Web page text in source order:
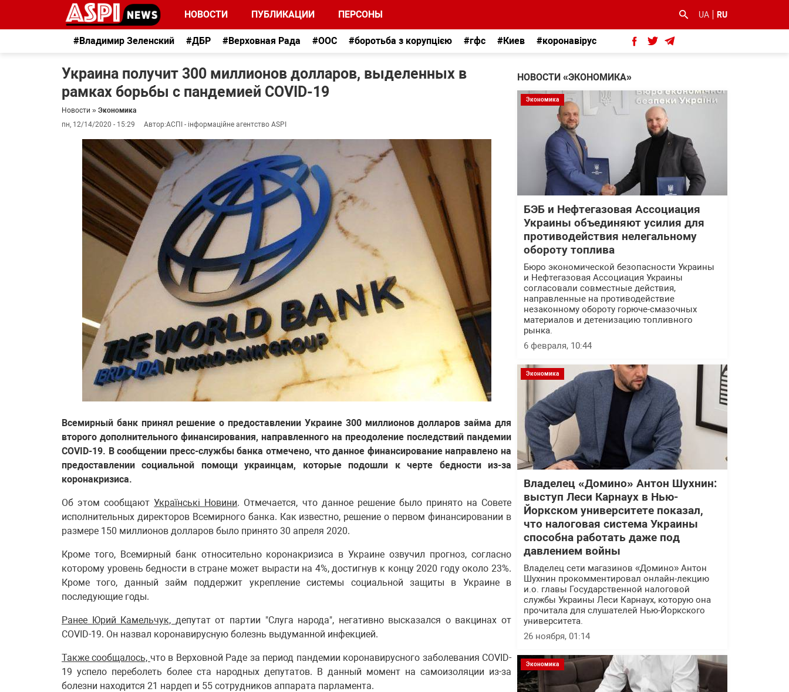
НОВОСТИ ПУБЛИКАЦИИ ПЕРСОНЫ UA RU
#Владимир Зеленский #ДБР #Верховная Рада #ООС #боротьба з корупцією #гфс #Киев #коронавірус
Украина получит 300 миллионов долларов, выделенных в
рамках борьбы с пандемией COVID-19
Новости » Экономика
пн, 12/14/2020 - 15:29
Автор:АСПІ - інформаційне агентство ASPI
Всемирный банк принял решение о предоставлении Украине 300 миллионов долларов займа для
второго дополнительного финансирования, направленного на преодоление последствий пандемии
COVID-19. В сообщении пресс-службы банка отмечено, что данное финансирование направлено на
предоставлении социальной помощи украинцам, которые подошли к черте бедности из-за
коронакризиса.
Об этом сообщаютУкраїнські Новини. Отмечается, что данное решение было принято на Совете
исполнительных директоров Всемирного банка. Как известно, решение о первом финансировании в
размере 150 миллионов долларов было принято 30 апреля 2020.
Кроме того, Всемирный банк относительно коронакризиса в Украине озвучил прогноз, согласно
которому уровень бедности в стране может вырасти на 4%, достигнув к концу 2020 году около 23%.
Кроме того, данный займ поддержит укрепление системы социальной защиты в Украине в
последующие годы.
Ранее Юрий Камельчук, депутат от партии "Слуга народа", негативно высказался о вакцинах от
COVID-19. Он назвал коронавирусную болезнь выдуманной инфекцией.
Также сообщалось, что в Верховной Раде за период пандемии коронавирусного заболевания COVID-
19 успело переболеть более ста народных депутатов. В данный момент на самоизоляции из-за
болезни находится 21 нардеп и 55 сотрудников аппарата парламента.
НОВОСТИ «ЭКОНОМИКА»
Экономика
БЭБ и Нефтегазовая Ассоциация
Украины объединяют усилия для
противодействия нелегальному
обороту топлива
Бюро экономической безопасности Украины
и Нефтегазовая Ассоциация Украины
согласовали совместные действия,
направленные на противодействие
незаконному обороту горюче-смазочных
материалов и детенизацию топливного
рынка.
6 февраля, 10:44
Экономика
Владелец «Домино» Антон Шухнин:
выступ Леси Карнаух в Нью-
Йоркском университете показал,
что налоговая система Украины
способна работать даже под
давлением войны
Владелец сети магазинов «Домино» Антон
Шухнин прокомментировал онлайн-лекцию
и.о. главы Государственной налоговой
службы Украины Леси Карнаух, которую она
прочитала для слушателей Нью-Йоркского
университета.
26 ноября, 01:14
Экономика